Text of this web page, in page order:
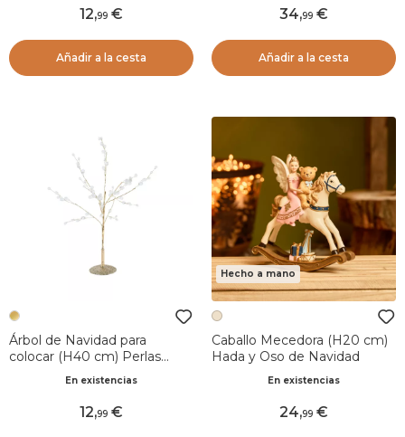
12,99
Añadir a la cesta
34,99
Añadir a la cesta
Árbol de Navidad para
colocar (H40 cm) Perlas
nacaradas y purpurina Oro
En existencias
12,99
Hecho a mano
Caballo Mecedora (H20 cm)
Hada y Oso de Navidad
En existencias
24,99